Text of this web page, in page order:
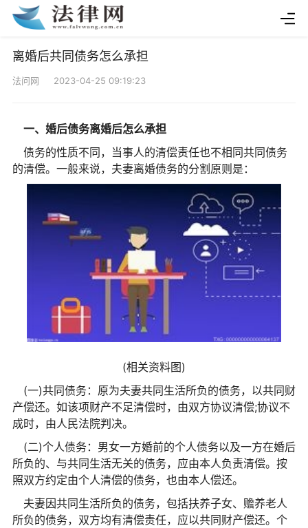
离婚后共同债务怎么承担
法问网 2023-04-25 09:19:23
一、婚后债务离婚后怎么承担
债务的性质不同，当事人的清偿责任也不相同共同债务
的清偿。一般来说，夫妻离婚债务的分割原则是：
(相关资料图)
(一)共同债务：原为夫妻共同生活所负的债务，以共同财
产偿还。如该项财产不足清偿时，由双方协议清偿;协议不
成时，由人民法院判决。
(二)个人债务：男女一方婚前的个人债务以及一方在婚后
所负的、与共同生活无关的债务，应由本人负责清偿。按
照双方约定由个人清偿的债务，也由本人偿还。
夫妻因共同生活所负的债务，包括扶养子女、赡养老人
所负的债务，双方均有清偿责任，应以共同财产偿还。个